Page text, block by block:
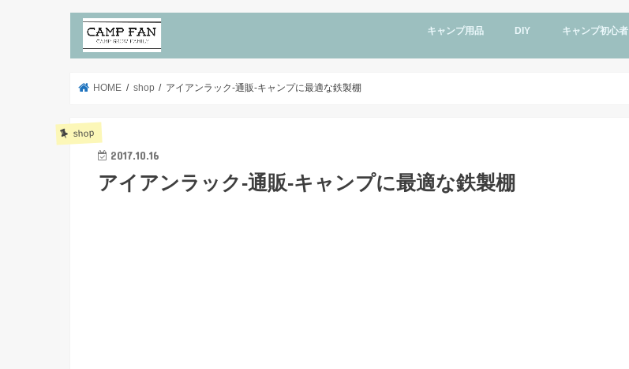
キャンプ用品 DIY キャンプ初心者
HOME shop アイアンラック-通販-キャンプに最適な鉄製棚
shop
2017.10.16
アイアンラック-通販-キャンプに最適な鉄製棚